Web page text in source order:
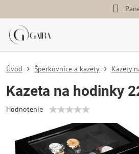
Úvod Šperkovnice a kazety Kazety
Kazeta na hodinky
Hodnotenie